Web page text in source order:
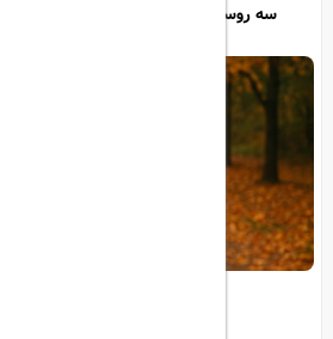
سه روستای ایرانی در فهرست بهترین